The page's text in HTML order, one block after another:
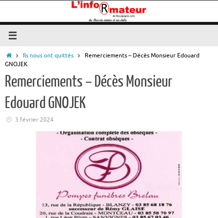
contenu
AccueilIls nous ont quittés
Remerciements – Décès Monsieur Edouard
GNOJEK
Remerciements – Décès Monsieur
Edouard GNOJEK
3 février 2024